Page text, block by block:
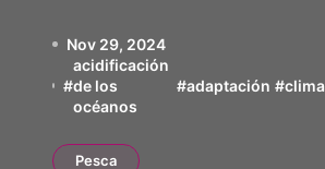
Nov 29, 2024
#
acidificación
de los
océanos
#adaptación #clima
Pesca